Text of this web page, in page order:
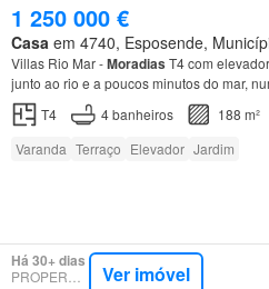
1 250 000 €
Casaem 4740, Esposende,
Villas Rio Mar -Moradias T4 com
junto ao rio e a poucos minutos do mar,
envolvente natural.Próxima de praias,
T4 4banheiros
188 m²
Varanda Terraço Elevador Jardim
Há 30+ dias
Ver imóvel